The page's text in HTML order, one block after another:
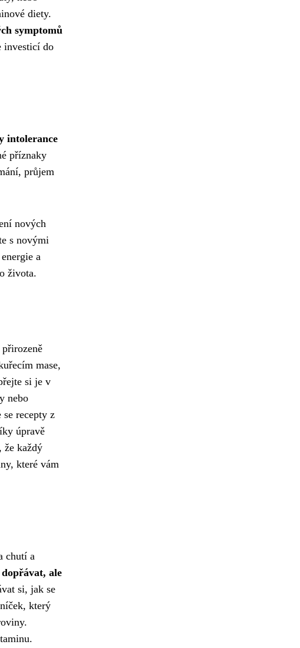
diety.
symptomů
investicí do
intolerance
příznaky
průjem
nových
s novými
a
života.
mase,
si je v
nebo
recepty z
úpravě
že každý
které vám
chutí a
ale
si, jak se
který